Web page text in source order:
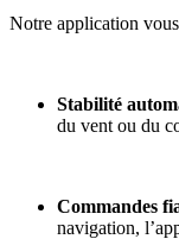
Notre application
Stabilité
du vent ou du
Commandes
navigation,